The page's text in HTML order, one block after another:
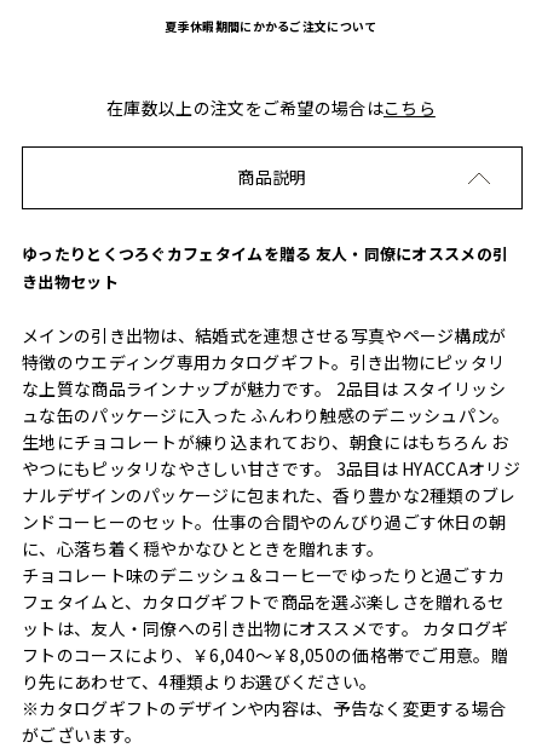
夏季休暇期間にかかるご注文について
在庫数以上の注文をご希望の場合はこちら
商品説明
ゆったりとくつろぐカフェタイムを贈る 友人・同僚にオススメの引
き出物セット
メインの引き出物は、結婚式を連想させる写真やページ構成が
特徴のウエディング専用カタログギフト。引き出物にピッタリ
な上質な商品ラインナップが魅力です。 2品目は スタイリッシ
ュな缶のパッケージに入った ふんわり触感のデニッシュパン。
生地にチョコレートが練り込まれており、朝食にはもちろん お
やつにもピッタリなやさしい甘さです。 3品目は HYACCAオリジ
ナルデザインのパッケージに包まれた、香り豊かな2種類のブレ
ンドコーヒーのセット。仕事の合間やのんびり過ごす休日の朝
に、心落ち着く穏やかなひとときを贈れます。
チョコレート味のデニッシュ＆コーヒーでゆったりと過ごすカ
フェタイムと、カタログギフトで商品を選ぶ楽しさを贈れるセ
ットは、友人・同僚への引き出物にオススメです。 カタログギ
フトのコースにより、￥6,040〜￥8,050の価格帯でご用意。贈
り先にあわせて、4種類よりお選びください。
※カタログギフトのデザインや内容は、予告なく変更する場合
がございます。